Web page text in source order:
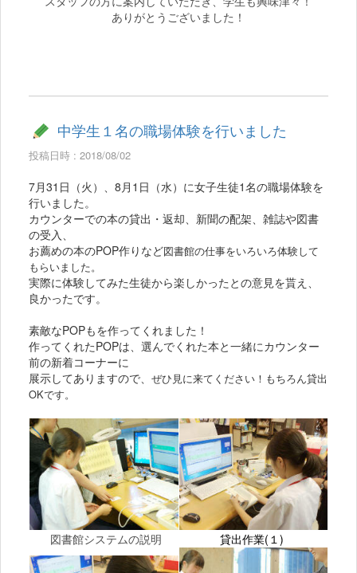
ありがとうございました！
中学生１名の職場体験を行いました
投稿日時 : 2018/08/02
7月31日（火）、8月1日（水）に女子生徒1名の職場体験を
行いました。
カウンターでの本の貸出・返却、新聞の配架、雑誌や図書
の受入、
お薦めの本のPOP作りなど図書館の仕事をいろいろ体験して
もらいました。
実際に体験してみた生徒から楽しかったとの意見を貰え、
良かったです。
素敵なPOPもを作ってくれました！
作ってくれたPOPは、選んでくれた本と一緒にカウンター
前の新着コーナーに
展示してありますので、 ぜひ見に来てください！もちろん貸出
OKです。
図書館システムの説明 貸出作業(１)